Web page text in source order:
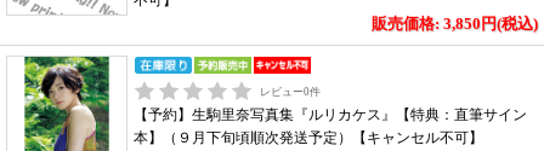
販売価格: 3,850円(税込)
レビュー0件
【予約】生駒里奈写真集『ルリカケス』【特典：直筆サイン
本】（９月下旬頃順次発送予定）【キャンセル不可】